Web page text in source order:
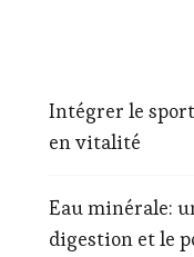
Intégrer le
en vitalité
Eau minérale:
digestion et le